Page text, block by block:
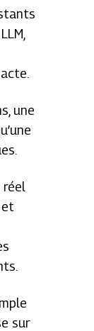
une
réel
et
sur